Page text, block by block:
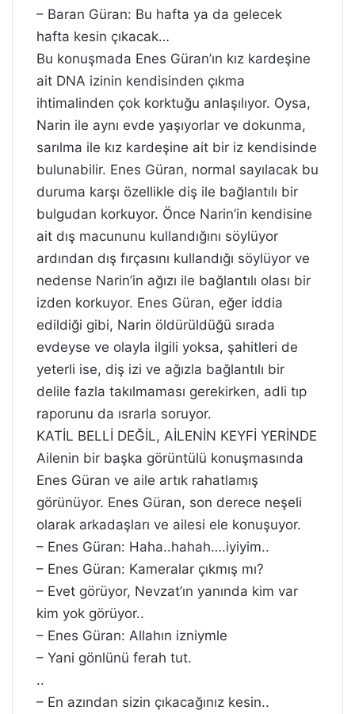
– Baran Güran: Bu hafta ya da gelecek
hafta kesin çıkacak…
Bu konuşmada Enes Güran’ın kız kardeşine
ait DNA izinin kendisinden çıkma
ihtimalinden çok korktuğu anlaşılıyor. Oysa,
Narin ile aynı evde yaşıyorlar ve dokunma,
sarılma ile kız kardeşine ait bir iz kendisinde
bulunabilir. Enes Güran, normal sayılacak bu
duruma karşı özellikle diş ile bağlantılı bir
bulgudan korkuyor. Önce Narin’in kendisine
ait dış macununu kullandığını söylüyor
ardından dış fırçasını kullandığı söylüyor ve
nedense Narin’in ağızı ile bağlantılı olası bir
izden korkuyor. Enes Güran, eğer iddia
edildiği gibi, Narin öldürüldüğü sırada
evdeyse ve olayla ilgili yoksa, şahitleri de
yeterli ise, diş izi ve ağızla bağlantılı bir
delile fazla takılmaması gerekirken, adli tıp
raporunu da ısrarla soruyor.
KATİL BELLİ DEĞİL, AİLENİN KEYFİ YERİNDE
Ailenin bir başka görüntülü konuşmasında
Enes Güran ve aile artık rahatlamış
görünüyor. Enes Güran, son derece neşeli
olarak arkadaşları ve ailesi ele konuşuyor.
– Enes Güran: Haha..hahah….iyiyim..
– Enes Güran: Kameralar çıkmış mı?
– Evet görüyor, Nevzat’ın yanında kim var
kim yok görüyor..
– Enes Güran: Allahın izniymle
– Yani gönlünü ferah tut.
..
– En azından sizin çıkacağınız kesin..